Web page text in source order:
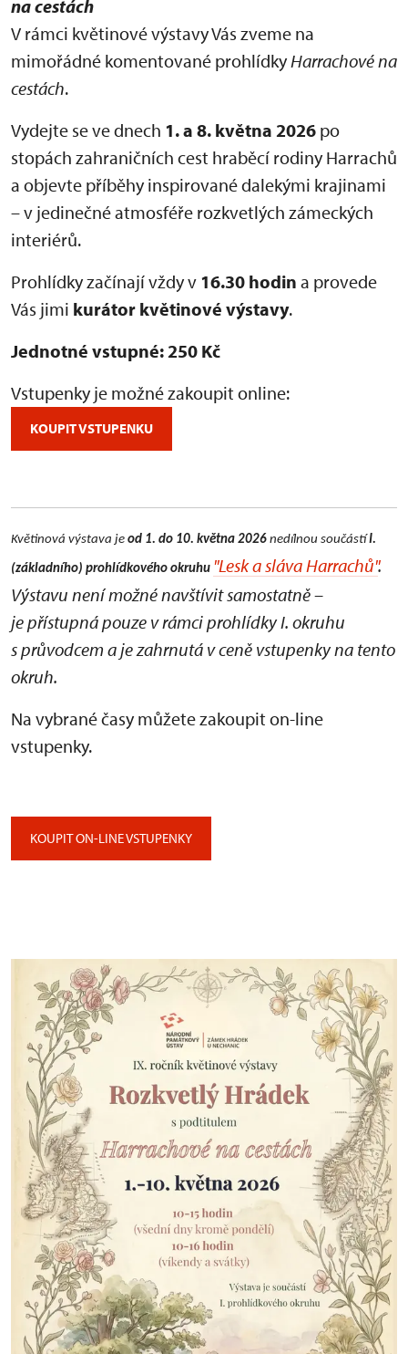
na cestách
V rámci květinové výstavy Vás zveme na
mimořádné komentované prohlídky Harrachové na
cestách.
Vydejte se ve dnech 1. a 8. května 2026 po
stopách zahraničních cest hraběcí rodiny Harrachů
a objevte příběhy inspirované dalekými krajinami
– v jedinečné atmosféře rozkvetlých zámeckých
interiérů.
Prohlídky začínají vždy v 16.30 hodin a provede
Vás jimi kurátor květinové výstavy.
Jednotné vstupné: 250 Kč
Vstupenky je možné zakoupit online:
KOUPIT VSTUPENKU
Květinová výstava je od 1. do 10. května 2026 nedílnou součástíI.
(základního) prohlídkového okruhu "Lesk a sláva Harrachů".
Výstavu není možné navštívit samostatně –
je přístupná pouze v rámci prohlídky I. okruhu
s průvodcem a je zahrnutá v ceně vstupenky na tento
okruh.
Na vybrané časy můžete zakoupit on-line
vstupenky.
KOUPIT ON-LINE VSTUPENKY